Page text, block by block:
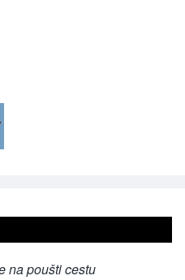
na poušti cestu